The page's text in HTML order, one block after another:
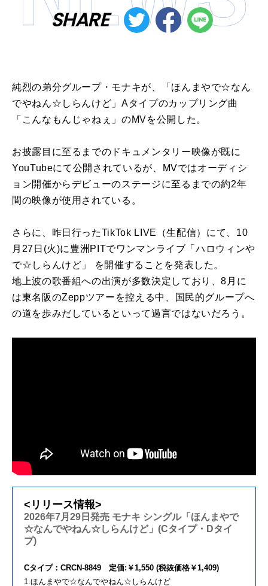
SHARE
純烈の弟分グループ・モナキが、「ほんまやで☆なん
でやねん☆ しらんけど」Aタイプのカップリング曲
「こんなもんじゃねぇ」のMVを公開した。
お披露目に至るまでのドキュメンタリー映像が既に
YouTubeにて公開されているが、MVではオーディシ
ョン開催からデビューのステージに至るまでの約2年
間の映像が使用されている。
さらに、昨日 行ったTikTok LIVE（生配信）にて
、10
月27日(火)に豊洲PITでワンマンライブ「ハロウィンや
で☆しらんけど」 を開催することを発表した。
地上波の歌番組への出演が多数決定しており、8月に
は東名阪のZeppツアーを控える中、
国民的グループへ
の道を歩みだしているといって過言ではないだろ う。
<リリース情報>
2026年7月29日発売 モナキ シングル「ほんまやで
☆なんでやねん☆しらんけど」(Cタイプ・Dタイ
プ)
Cタイプ：CRCN-8849 定価:￥1,550 (税抜価格￥1,409)
1.ほんまやで☆なんでやねん☆しらんけど